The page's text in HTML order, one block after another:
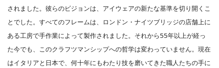
されました。彼らのビジョンは、アイウェアの新たな基準を切り開くこ
とでした。すべてのフレームは、ロンドン・ナイツブリッジの店舗上に
ある工房で手作業によって製作されました。それから55年以上が経っ
た今でも、このクラフツマンシップへの哲学は変わっていません。現在
はイタリアと日本で、何十年にもわたり技を磨いてきた職人たちの手に